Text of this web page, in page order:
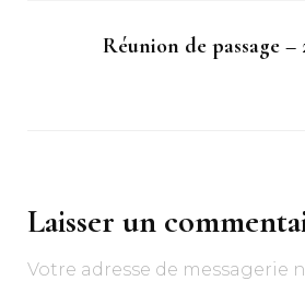
Réunion de passage –
Laisser un
Votre adresse de messagerie